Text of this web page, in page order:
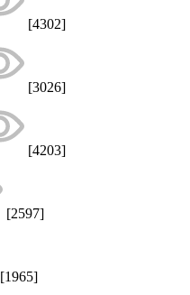
[4302]
[3026]
[4203]
[2597]
[1965]